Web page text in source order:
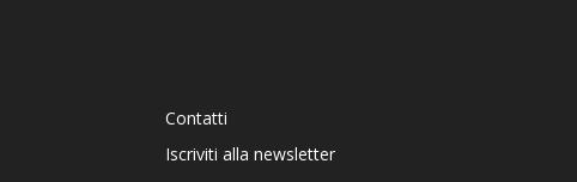
Contatti
Iscriviti alla newsletter